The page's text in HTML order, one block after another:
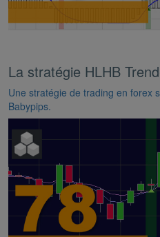
La stratégie HLHB
Une stratégie de trading en forex
Babypips.